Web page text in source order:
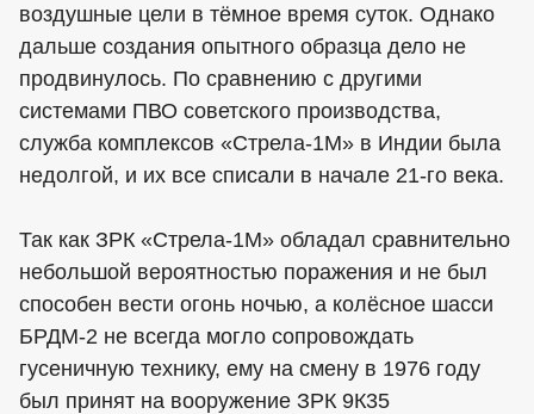
воздушные цели в тёмное время суток. Однако
дальше создания опытного образца дело не
продвинулось. По сравнению с другими
системами ПВО советского производства,
служба комплексов «Стрела-1М» в Индии была
недолгой, и их все списали в начале 21-го века.
Так как ЗРК «Стрела-1М» обладал сравнительно
небольшой вероятностью поражения и не был
способен вести огонь ночью, а колёсное шасси
БРДМ-2 не всегда могло сопровождать
гусеничную технику, ему на смену в 1976 году
был принят на вооружение ЗРК 9К35